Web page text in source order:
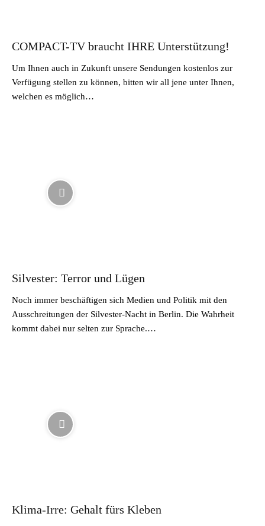
COMPACT-TV braucht IHRE Unterstützung!
Um Ihnen auch in Zukunft unsere Sendungen kostenlos zur
Verfügung stellen zu können, bitten wir all jene unter Ihnen,
welchen es möglich…
Silvester: Terror und Lügen
Noch immer beschäftigen sich Medien und Politik mit den
Ausschreitungen der Silvester-Nacht in Berlin. Die Wahrheit
kommt dabei nur selten zur Sprache.…
Klima-Irre: Gehalt fürs Kleben